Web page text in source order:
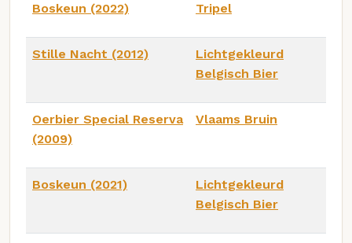
Boskeun (2022) Tripel
Stille Nacht (2012)
Lichtgekleurd
Belgisch Bier
Oerbier Special Reserva
(2009)
Vlaams Bruin
Boskeun (2021)
Lichtgekleurd
Belgisch Bier